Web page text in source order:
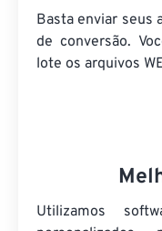
Basta enviar seus
de conversão.
lote os arquivos
Utilizamos